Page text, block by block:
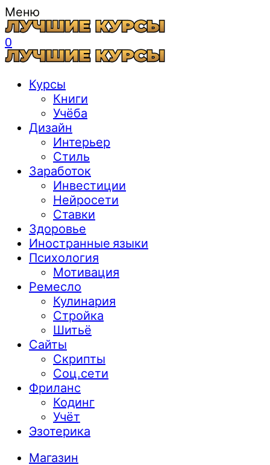
Меню
0
Курсы
Книги
Учёба
Дизайн
Интерьер
Стиль
Заработок
Инвестиции
Нейросети
Ставки
Здоровье
Иностранные языки
Психология
Мотивация
Ремесло
Кулинария
Стройка
Шитьё
Сайты
Скрипты
Соц.сети
Фриланс
Кодинг
Учёт
Эзотерика
Магазин